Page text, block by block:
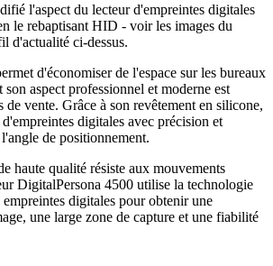
l'aspect du lecteur d'empreintes digitales
le rebaptisant HID - voir les images du
d'actualité ci-dessus.
d'économiser de l'espace sur les bureaux
son aspect professionnel et moderne est
de vente. Grâce à son revêtement en silicone,
digitales avec précision et
de positionnement.
haute qualité résiste aux mouvements
DigitalPersona 4500 utilise la technologie
digitales pour obtenir une
une large zone de capture et une fiabilité